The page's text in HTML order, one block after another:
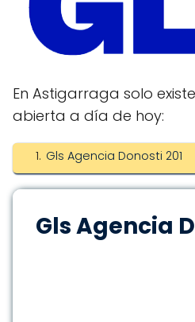
En Astigarraga solo
abierta a día de hoy:
Gls Agencia Donosti 201
Gls Agencia